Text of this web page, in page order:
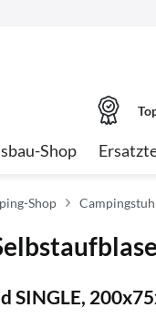
Shop
Shop
SINGLE,